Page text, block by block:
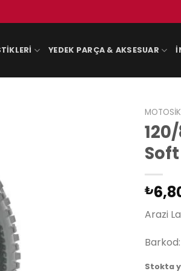
YEDEK PARÇA & AKSESUAR
₺
Arazi
Stokta